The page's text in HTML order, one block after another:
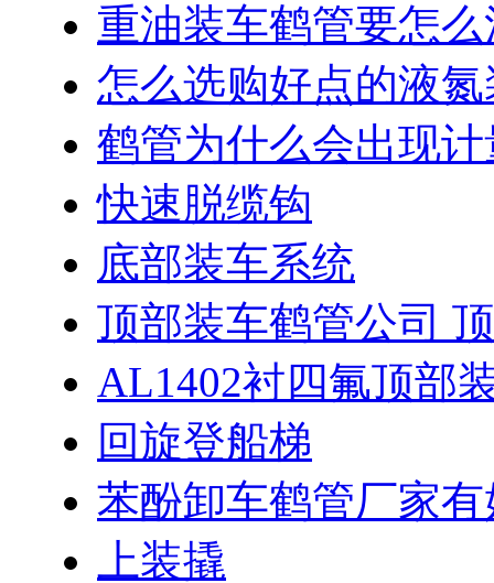
重油装车鹤管要怎么
怎么选购好点的液氮
鹤管为什么会出现
快速脱缆钩
底部装车系统
顶部装车鹤管公司
AL1402衬四氟顶部
回旋登船梯
苯酚卸车鹤管厂家
上装撬